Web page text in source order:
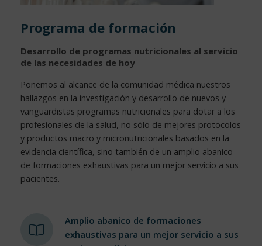
Programa de formación
Desarrollo de programas nutricionales al servicio
de las necesidades de hoy
Ponemos al alcance de la comunidad médica nuestros
hallazgos en la investigación y desarrollo de nuevos y
vanguardistas programas nutricionales para dotar a los
profesionales de la salud, no sólo de mejores protocolos
y productos macro y micronutricionales basados en la
evidencia científica, sino también de un amplio abanico
de formaciones exhaustivas para un mejor servicio a sus
pacientes.
Amplio abanico de formaciones
exhaustivas para un mejor servicio a sus